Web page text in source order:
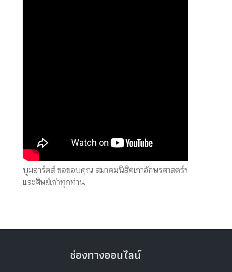
บูมอาร์ตส์ ขอขอบคุณ สมาคมนิสิตเก่าอักษรศาสตร์ฯ
และศิษย์เก่าทุกท่าน
ช่องทางออนไลน์